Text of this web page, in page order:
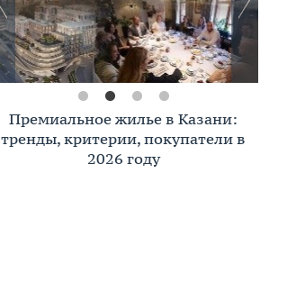
Премиальное жилье в Казани:
тренды, критерии, покупатели в
2026 году